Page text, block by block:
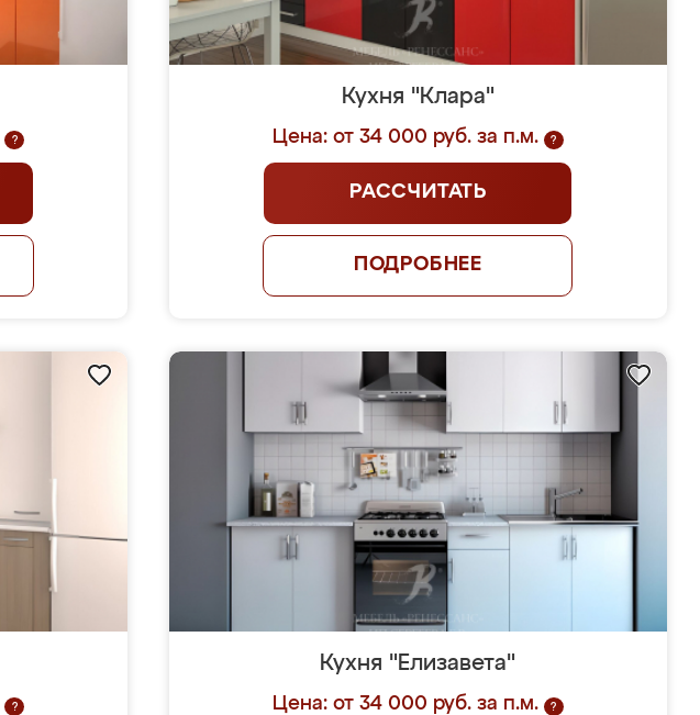
?
Кухня "Клара"
Цена: от 34 000 руб. за п.м. ?
РАССЧИТАТЬ
ПОДРОБНЕЕ
?
Кухня "Елизавета"
Цена: от 34 000 руб. за п.м. ?